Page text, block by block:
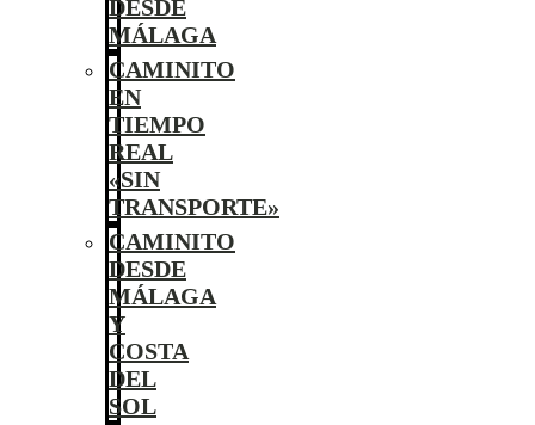
DESDE
MÁLAGA
CAMINITO
EN
TIEMPO
REAL
«SIN
TRANSPORTE»
CAMINITO
DESDE
MÁLAGA
Y
COSTA
DEL
SOL